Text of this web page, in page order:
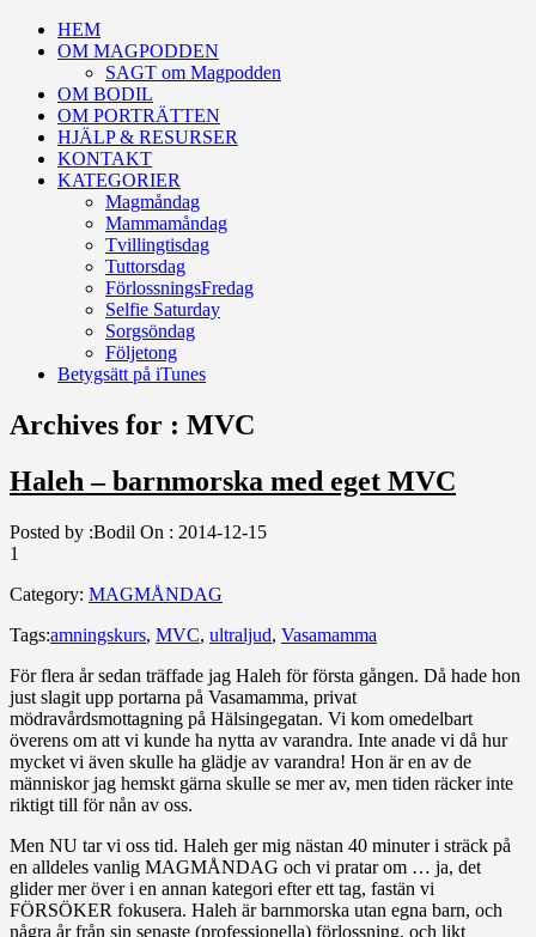
HEM
OM MAGPODDEN
SAGT om Magpodden
OM BODIL
OM PORTRÄTTEN
HJÄLP & RESURSER
KONTAKT
KATEGORIER
Magmåndag
Mammamåndag
Tvillingtisdag
Tuttorsdag
FörlossningsFredag
Selfie Saturday
Sorgsöndag
Följetong
Betygsätt på iTunes
Archives for : MVC
Haleh – barnmorska med eget MVC
Posted by :Bodil On : 2014-12-15
1
Category: MAGMÅNDAG
Tags:amningskurs, MVC, ultraljud, Vasamamma
För flera år sedan träffade jag Haleh för första gången. Då hade hon
just slagit upp portarna på Vasamamma, privat
mödravårdsmottagning på Hälsingegatan. Vi kom omedelbart
överens om att vi kunde ha nytta av varandra. Inte anade vi då hur
mycket vi även skulle ha glädje av varandra! Hon är en av de
människor jag hemskt gärna skulle se mer av, men tiden räcker inte
riktigt till för nån av oss.
Men NU tar vi oss tid. Haleh ger mig nästan 40 minuter i sträck på
en alldeles vanlig MAGMÅNDAG och vi pratar om … ja, det
glider mer över i en annan kategori efter ett tag, fastän vi
FÖRSÖKER fokusera. Haleh är barnmorska utan egna barn, och
några år från sin senaste (professionella) förlossning, och likt